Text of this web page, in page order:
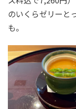
のいくらゼリーと
も。